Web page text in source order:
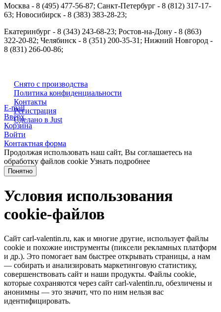
Москва - 8 (495) 477-56-87; Санкт-Петербург - 8 (812) 317-17-
63; Новосибирск - 8 (383) 383-28-23;
Екатеринбург - 8 (343) 243-68-23; Ростов-на-Дону - 8 (863)
322-20-82; Челябинск - 8 (351) 200-35-31; Нижний Новгород -
8 (831) 266-00-86;
Снято с производства
Политика конфиденциальности
Контакты
Регистрация
Сделано в Just
E-mail
Вверх
Корзина
Войти
Контактная форма
Продолжая использовать наш сайт, Вы соглашаетесь на
обработку файлов cookie Узнать подробнее
Понятно
Условия использования
cookie-файлов
Сайт carl-valentin.ru, как и многие другие, использует файлы
cookie и похожие инструменты (пиксели рекламных платформ
и др.). Это помогает вам быстрее открывать страницы, а нам
— собирать и анализировать маркетинговую статистику,
совершенствовать сайт и наши продукты. Файлы сookie,
которые сохраняются через сайт carl-valentin.ru, обезличены и
анонимны — это значит, что по ним нельзя вас
идентифицировать.